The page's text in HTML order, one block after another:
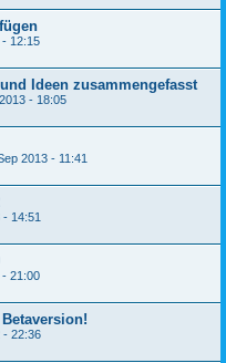
- 12:15
Ideen zusammengefasst
- 18:05
2013 - 11:41
14:51
- 21:00
- 22:36